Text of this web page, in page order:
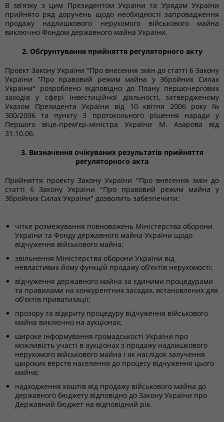
В зв'язку з цим Президентом України та Урядом України
прийнято ряд доручень щодо необхідності запровадження
продажу надлишкового нерухомого військового майна
виключно Фондом державного майна України.
2. Обґрунтування прийняття регуляторного акту
Проект Закону України "Про внесення змін до статті 6 Закону
України "Про правовий режим майна у Збройних Силах
України" розроблено відповідно до Плану першочергових
заходів у сфері інвестиційної діяльності, затвердженому
Указом Президента України від 10 квітня 2006 року №
300/2006 та пункту 3 протокольного рішення наради у
Першого віце-прем'єр-міністра України М. Азарова від
31.10.06.
3. Визначення очікуваних результатів прийняття
регуляторного акта
Прийняття проекту Закону України "Про внесення змін до
статті 6 Закону України "Про правовий режим майна у
Збройних Силах України" дозволить забезпечити:
чітке розмежування повноважень Міністерства оборони
України та Фонду державного майна України щодо
відчуження військового майна;
звільнення Міністерства оборони України від
невластивих йому функцій продажу об'єктів нерухомості;
відчуження державного майна за єдиними процедурами
та правилами на конкурентних засадах, встановлених для
об'єктів приватизації;
прозору та відкриту процедуру відчуження військового
майна виключно на аукціонах;
широке інформування громадськості України про
можливість участі в аукціонах з продажу надлишкового
нерухомого військового майна і як наслідок залучення
широких верств населення до процесу відчуження цього
майна;
надходження коштів від продажу військового майна до
державного бюджету відповідно до Закону України про
Державний бюджет на відповідний рік.